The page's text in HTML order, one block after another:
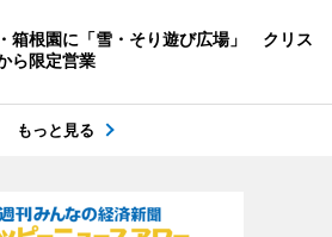
箱根園に「雪・そり遊び広場」 クリス
ら限定営業
もっと見る